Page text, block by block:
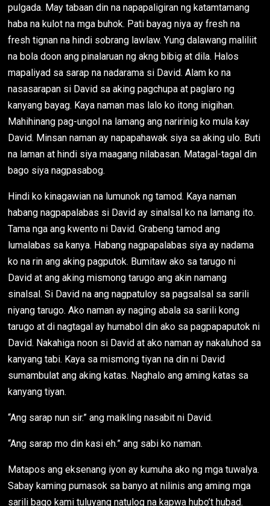
pulgada. May tabaan din na napapaligiran ng katamtamang
haba na kulot na mga buhok. Pati bayag niya ay fresh na
fresh tignan na hindi sobrang lawlaw. Yung dalawang maliliit
na bola doon ang pinalaruan ng akng bibig at dila. Halos
mapaliyad sa sarap na nadarama si David. Alam ko na
nasasarapan si David sa aking pagchupa at paglaro ng
kanyang bayag. Kaya naman mas lalo ko itong inigihan.
Mahihinang pag-ungol na lamang ang naririnig ko mula kay
David. Minsan naman ay napapahawak siya sa aking ulo. Buti
na laman at hindi siya maagang nilabasan. Matagal-tagal din
bago siya nagpasabog.
Hindi ko kinagawian na lumunok ng tamod. Kaya naman
habang nagpapalabas si David ay sinalsal ko na lamang ito.
Tama nga ang kwento ni David. Grabeng tamod ang
lumalabas sa kanya. Habang nagpapalabas siya ay nadama
ko na rin ang aking pagputok. Bumitaw ako sa tarugo ni
David at ang aking mismong tarugo ang akin namang
sinalsal. Si David na ang nagpatuloy sa pagsalsal sa sarili
niyang tarugo. Ako naman ay naging abala sa sarili kong
tarugo at di nagtagal ay humabol din ako sa pagpapaputok ni
David. Nakahiga noon si David at ako naman ay nakaluhod sa
kanyang tabi. Kaya sa mismong tiyan na din ni David
sumambulat ang aking katas. Naghalo ang aming katas sa
kanyang tiyan.
“Ang sarap nun sir.” ang maikling nasabit ni David.
“Ang sarap mo din kasi eh.” ang sabi ko naman.
Matapos ang eksenang iyon ay kumuha ako ng mga tuwalya.
Sabay kaming pumasok sa banyo at nilinis ang aming mga
sarili bago kami tuluyang natulog na kapwa hubo’t hubad.